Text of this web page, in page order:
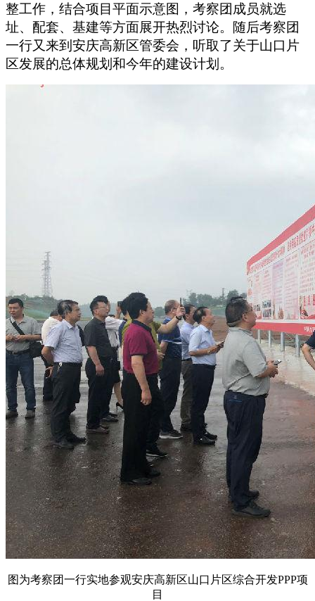
整工作，结合项目平面示意图，考察团成员就选
址、配套、基建等方面展开热烈讨论。随后考察团
一行又来到安庆高新区管委会，听取了关于山口片
区发展的总体规划和今年的建设计划。
图为考察团一行实地参观安庆高新区山口片区综合开发PPP项
目